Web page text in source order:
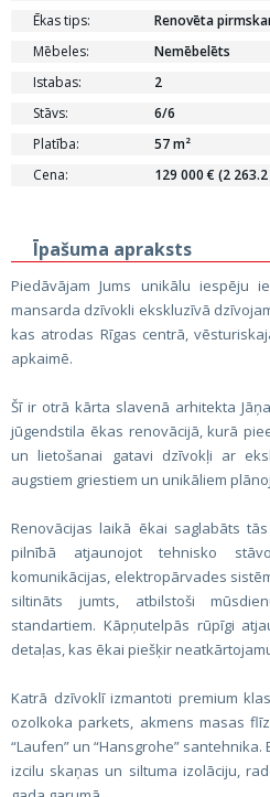
Ēkas tips:
Renovēta
Mēbeles:
Nemēbelēts
Istabas:
2
Stāvs:
6/6
Platība:
57 m²
Cena:
129 000 € (2
Īpašuma apraksts
Piedāvājam Jums unikālu iespēju
mansarda dzīvokli ekskluzīvā
kas atrodas Rīgas centrā,
apkaimē.
Šī ir otrā kārta slavenā arhitekta
jūgendstila ēkas renovācijā, kurā
un lietošanai gatavi dzīvokļi ar
augstiem griestiem un unikāliem
Renovācijas laikā ēkai saglabāts
pilnībā atjaunojot tehnisko
komunikācijas, elektropārvades
siltināts jumts, atbilstoši
standartiem. Kāpņutelpās rūpīgi
detaļas, kas ēkai piešķir
Katrā dzīvoklī izmantoti premium
ozolkoka parkets, akmens masas
“Laufen” un “Hansgrohe”
izcilu skaņas un siltuma izolāciju,